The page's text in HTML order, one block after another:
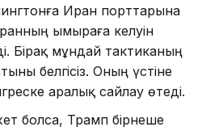
Иран порттарына
ымыраға келуін
Бірақ мұндай тактиканың
белгісіз. Оның үстіне
аралық сайлау өтеді.
болса, Трамп бірнеше